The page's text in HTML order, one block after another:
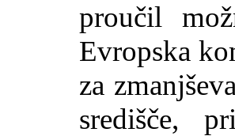
proučil
Evropska
za
središče,